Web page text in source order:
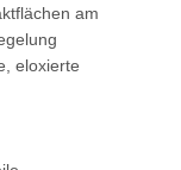
am
eloxierte